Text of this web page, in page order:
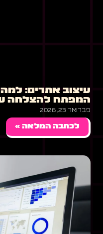
עיצוב אתרים: למה
המפתח להצלחה
פברואר 23, 2026
לכתבה המלאה »